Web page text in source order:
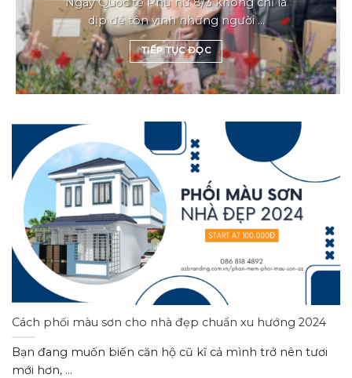
dịp để tôn vinh những người ...
TIẾP TỤC ĐỌC
Cách phối màu sơn cho nhà đẹp chuẩn xu hướng 2024
Bạn đang muốn biến căn hộ cũ kĩ cả mình trở nên tươi
mới hơn, ...